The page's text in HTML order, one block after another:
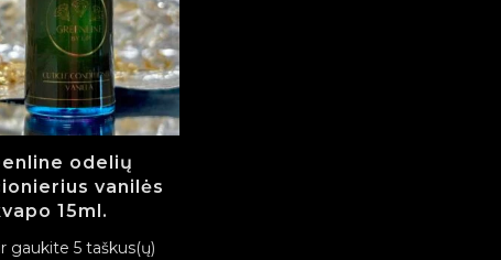
odelių
vanilės
15ml.
gaukite 5 taškus(ų)